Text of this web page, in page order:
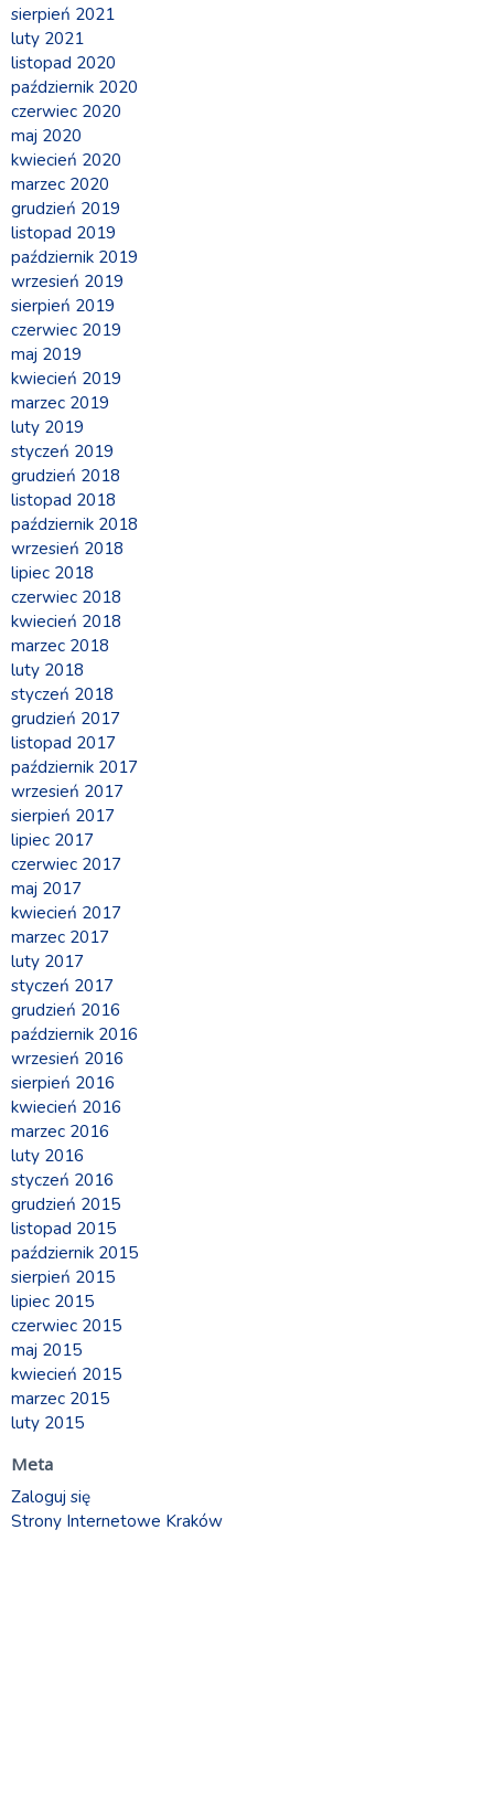
sierpień 2021
luty 2021
listopad 2020
październik 2020
czerwiec 2020
maj 2020
kwiecień 2020
marzec 2020
grudzień 2019
listopad 2019
październik 2019
wrzesień 2019
sierpień 2019
czerwiec 2019
maj 2019
kwiecień 2019
marzec 2019
luty 2019
styczeń 2019
grudzień 2018
listopad 2018
październik 2018
wrzesień 2018
lipiec 2018
czerwiec 2018
kwiecień 2018
marzec 2018
luty 2018
styczeń 2018
grudzień 2017
listopad 2017
październik 2017
wrzesień 2017
sierpień 2017
lipiec 2017
czerwiec 2017
maj 2017
kwiecień 2017
marzec 2017
luty 2017
styczeń 2017
grudzień 2016
październik 2016
wrzesień 2016
sierpień 2016
kwiecień 2016
marzec 2016
luty 2016
styczeń 2016
grudzień 2015
listopad 2015
październik 2015
sierpień 2015
lipiec 2015
czerwiec 2015
maj 2015
kwiecień 2015
marzec 2015
luty 2015
Meta
Zaloguj się
Strony Internetowe Kraków